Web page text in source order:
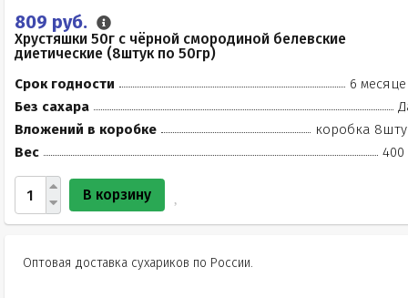
809 руб.
Хрустяшки 50г с чёрной смородиной белевские
диетические (8штук по 50гр)
Срок годности
6
Без сахара
Вложений в коробке
коробка
Вес
400
В корзину
Оптовая доставка сухариков по России.